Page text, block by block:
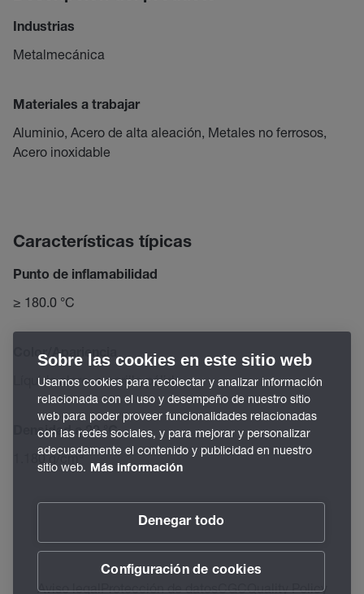
Industrias
Metalmecánica
Materiales a trabajar
Aluminio, Acero de alta aleación, Metales no ferrosos,
Acero inoxidable
Características típicas
Punto de inflamabilidad
≥ 180.0 °C
Color/Apariencia
Líquido claro, amarillo pálido
Densidad a 20 °C
1.180 g/cm³
Aviso legalProtección de datosCGCQuality Policy
Sobre las cookies en este sitio web
Usamos cookies para recolectar y analizar información
relacionada con el uso y desempeño de nuestro sitio
web para poder proveer funcionalidades relacionadas
con las redes sociales, y para mejorar y personalizar
adecuadamente el contenido y publicidad en nuestro
sitio web. Más información
Denegar todo
Configuración de cookies